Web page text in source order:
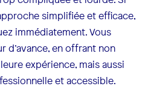
simplifiée et efficace,
immédiatement. Vous
d’avance, en offrant non
expérience, mais aussi
et accessible.